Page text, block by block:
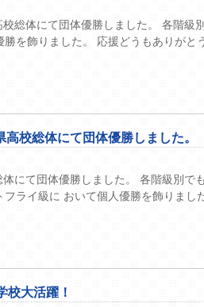
総体にて団体優勝しました。 各階級
を飾りました。 応援どうもありがと
校総体にて団体優勝しました。
にて団体優勝しました。 各階級別でも
ライ級に おいて個人優勝を飾りました
校大活躍！